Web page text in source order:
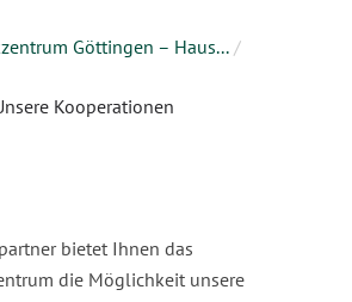
Göttingen – Haus... /
Kooperationen
bietet Ihnen das
die Möglichkeit unsere